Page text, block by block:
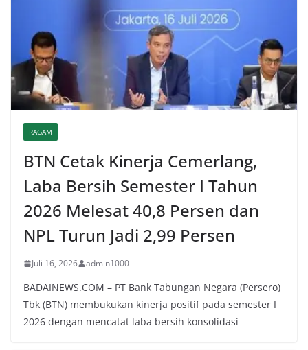
RAGAM
BTN Cetak Kinerja Cemerlang,
Laba Bersih Semester I Tahun
2026 Melesat 40,8 Persen dan
NPL Turun Jadi 2,99 Persen
Juli 16, 2026 admin1000
BADAINEWS.COM – PT Bank Tabungan Negara (Persero)
Tbk (BTN) membukukan kinerja positif pada semester I
2026 dengan mencatat laba bersih konsolidasi